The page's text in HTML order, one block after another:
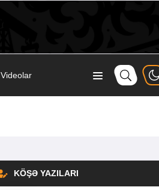
Videolar
KÖŞƏ YAZILARI